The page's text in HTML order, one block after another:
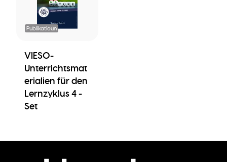
Publikatioun
VIESO-
Unterrichtsmat
erialien für den
Lernzyklus 4 -
Set